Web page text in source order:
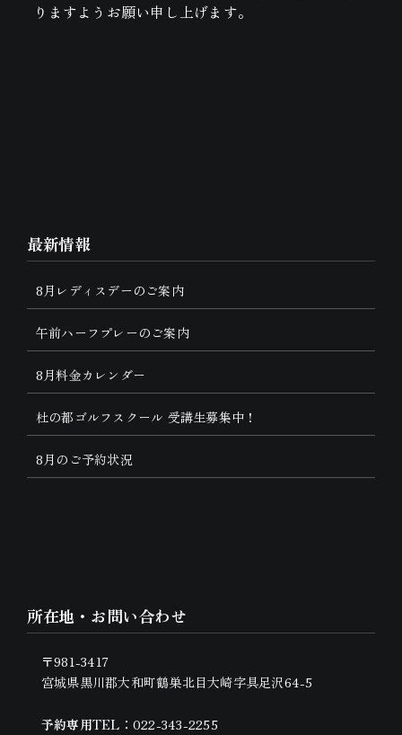
りますようお願い申し上げます。
最新情報
8月レディスデーのご案内
午前ハーフプレーのご案内
8月料金カレンダー
杜の都ゴルフスクール 受講生募集中！
8月のご予約状況
所在地・お問い合わせ
〒981-3417
宮城県黒川郡大和町鶴巣北目大崎字具足沢64-5
予約専用TEL： 022-343-2255